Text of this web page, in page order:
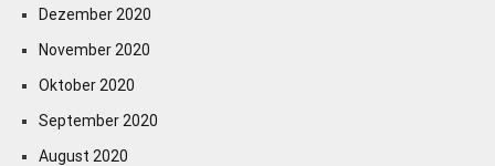
Dezember 2020
November 2020
Oktober 2020
September 2020
August 2020